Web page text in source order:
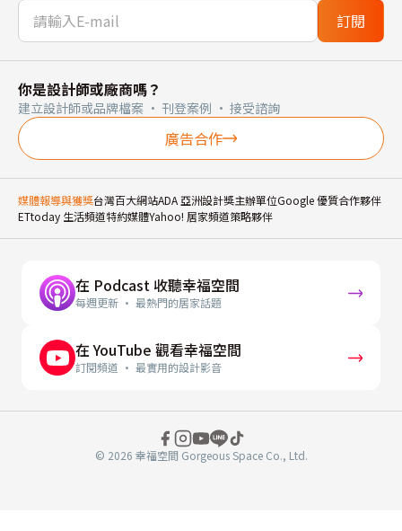
訂閱
你是設計師或廠商嗎？
建立設計師或品牌檔案 · 刊登案例 · 接受諮詢
廣告合作
媒體報導與獲獎台灣百大網站ADA 亞洲設計獎主辦單位Google 優質合作夥伴
ETtoday 生活頻道特約媒體Yahoo! 居家頻道策略夥伴
在 Podcast 收聽幸福空間
每週更新 · 最熱門的居家話題
在 YouTube 觀看幸福空間
訂閱頻道 · 最實用的設計影音
© 2026 幸福空間 Gorgeous Space Co., Ltd.